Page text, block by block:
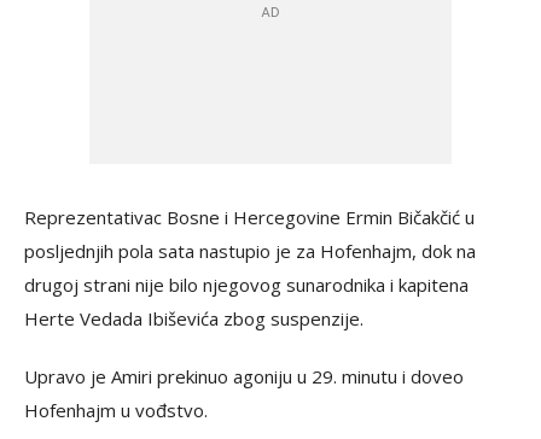
Reprezentativac Bosne i Hercegovine Ermin Bičakčić u
posljednjih pola sata nastupio je za Hofenhajm, dok na
drugoj strani nije bilo njegovog sunarodnika i kapitena
Herte Vedada Ibiševića zbog suspenzije.
Upravo je Amiri prekinuo agoniju u 29. minutu i doveo
Hofenhajm u vođstvo.